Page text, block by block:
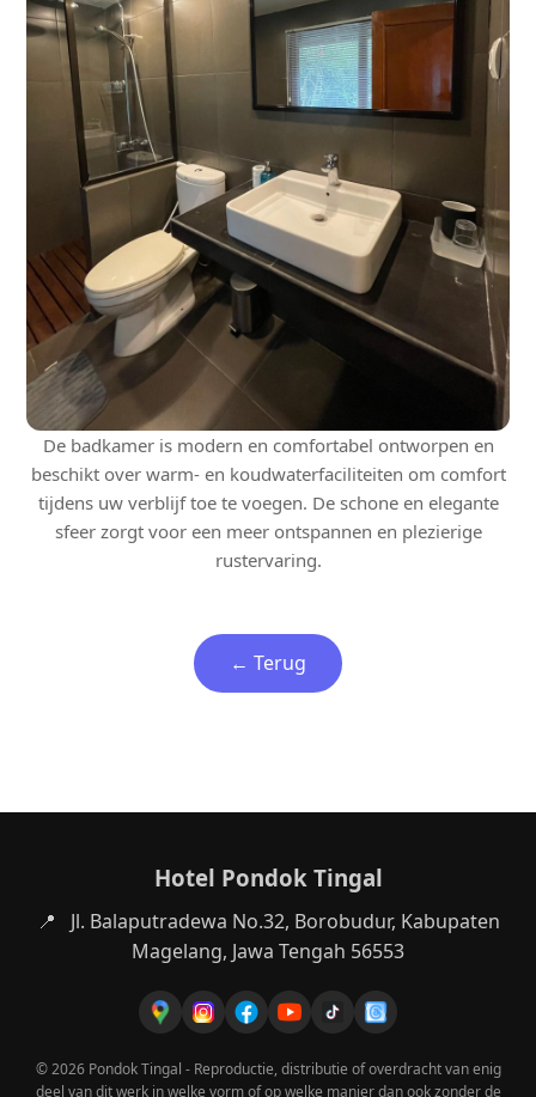
De badkamer is modern en comfortabel ontworpen en
beschikt over warm- en koudwaterfaciliteiten om comfort
tijdens uw verblijf toe te voegen. De schone en elegante
sfeer zorgt voor een meer ontspannen en plezierige
rustervaring.
← Terug
Hotel Pondok Tingal
📍
Jl. Balaputradewa No.32, Borobudur, Kabupaten
Magelang, Jawa Tengah 56553
© 2026 Pondok Tingal - Reproductie, distributie of overdracht van enig
deel van dit werk in welke vorm of op welke manier dan ook zonder de